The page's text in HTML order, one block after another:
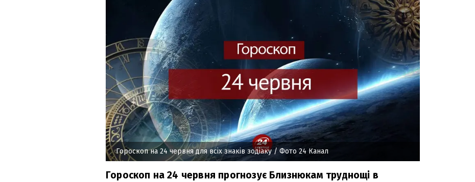
Гороскоп на 24 червня для всіх знаків зодіаку/ Фото 24 Канал
Гороскоп на 24 червня прогнозує Близнюкам труднощі в